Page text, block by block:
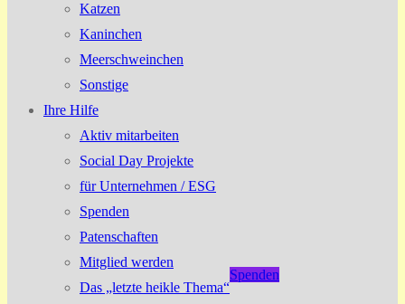
Katzen
Kaninchen
Meerschweinchen
Sonstige
Ihre Hilfe
Aktiv mitarbeiten
Social Day Projekte
für Unternehmen / ESG
Spenden
Patenschaften
Mitglied werden
Das „letzte heikle Thema“
Spenden